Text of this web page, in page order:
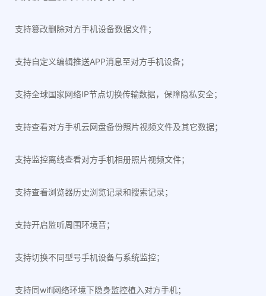
支持篡改删除对方手机设备数据文件；
支持自定义编辑推送APP消息至对方手机设备；
支持全球国家网络IP节点切换传输数据，保障隐私安全；
支持查看对方手机云网盘备份照片视频文件及其它数据；
支持监控离线查看对方手机相册照片视频文件；
支持查看浏览器历史浏览记录和搜索记录；
支持开启监听周围环境音；
支持切换不同型号手机设备与系统监控；
支持同wifi网络环境下隐身监控植入对方手机；